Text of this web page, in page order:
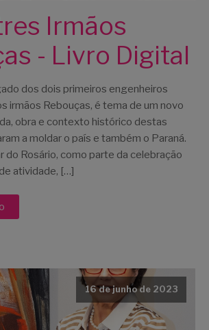
Irmãos
- Livro Digital
dos dois primeiros engenheiros
irmãos Rebouças, é tema de um novo
obra e contexto histórico destas
a moldar o país e também o Paraná.
do Rosário, como parte da celebração
atividade, […]
16 de junho de 2023